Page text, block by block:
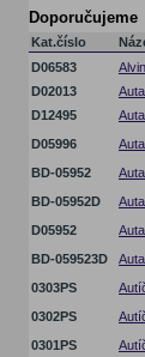
Doporučujeme
Kat.číslo
D06583
D02013
D12495
D05996
BD-05952
BD-05952D
D05952
BD-059523D
0303PS
0302PS
0301PS